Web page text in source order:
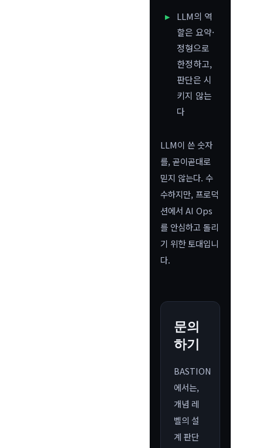
LLM의 역
할은 요약·
정형으로
한정하고,
판단은 시
키지 않는
다
LLM이 쓴 숫자
를, 곧이곧대로
믿지 않는다. 수
수하지만, 프로덕
션에서 AI Ops
를 안심하고 돌리
기 위한 토대입니
다.
문의
하기
BASTION
에서는,
개념 레
벨의 설
계 판단